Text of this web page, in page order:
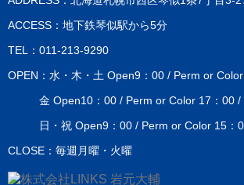
ACCESS：地下鉄琴似駅から5分
TEL：011-213-9290
OPEN：水・木・土 Open9：00 / Perm or
金 Open10：00 / Perm or Color 17：00 /
日・祝 Open9：00 / Perm or Color 15：
CLOSE：毎週月曜・火曜